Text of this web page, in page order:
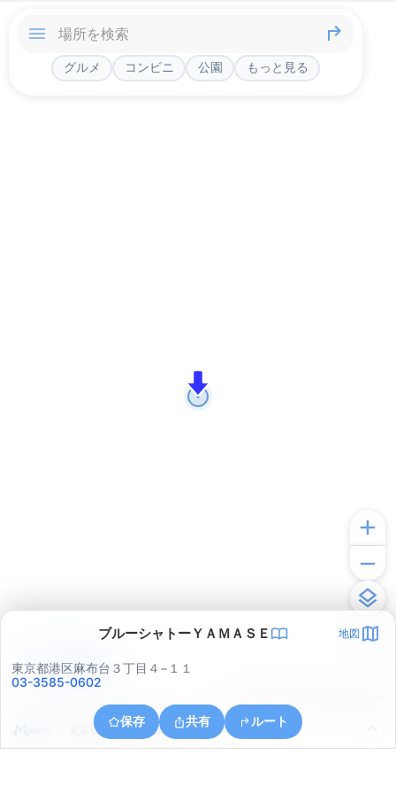
グルメ コンビニ 公園 もっと見る
ブルーシャトーＹＡＭＡＳＥ 地図
東京都港区麻布台３丁目４−１１
03-3585-0602
保存 共有 ルート
東京都千代田区霞が関２丁目２
アプリで見る